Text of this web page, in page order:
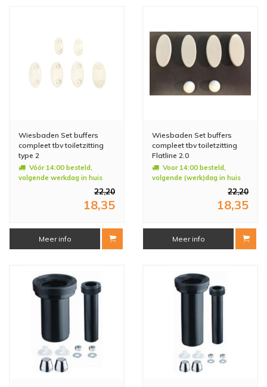
Wiesbaden Set buffers
compleet tbv toiletzitting
type 2
Vóór 14:00 besteld,
volgende werkdag in huis
22,20
18,35
Meer info
Wiesbaden Set buffers
compleet tbv toiletzitting
Flatline 2.0
Voor 14:00 besteld,
volgende (werk)dag in huis
22,20
18,35
Meer info